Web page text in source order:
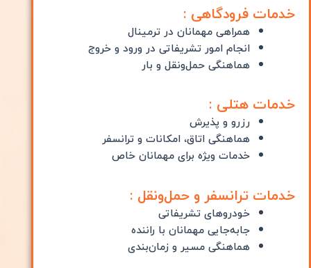
خدمات فرودگاهی :
همراهی مهمانان در ترمینال
انجام امور تشریفاتی در ورود و خروج
هماهنگی حمل‌ونقل و بار
خدمات هتلی :
رزرو و پذیرش
هماهنگی اتاق، امکانات و ترانسفر
خدمات ویژه برای مهمانان خاص
خدمات ترانسفر و حمل‌ونقل :
خودروهای تشریفاتی
جابه‌جایی مهمانان با راننده
هماهنگی مسیر و زمان‌بندی